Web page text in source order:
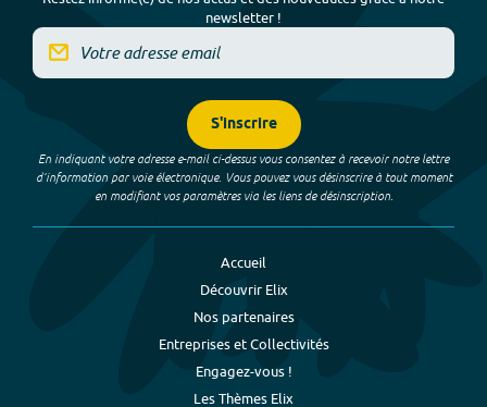
newsletter !
S'inscrire
En indiquant votre adresse e-mail ci-dessus vous consentez à recevoir notre lettre
d’information par voie électronique. Vous pouvez vous désinscrire à tout moment
en modifiant vos paramètres via les liens de désinscription.
Accueil
Découvrir Elix
Nos partenaires
Entreprises et Collectivités
Engagez-vous !
Les Thèmes Elix